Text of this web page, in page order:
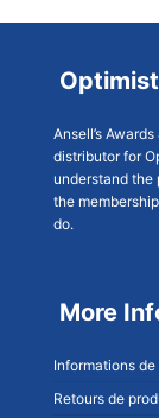
Ansell’s
distributor for
understand the
the
do.
More
Informations
Retours de